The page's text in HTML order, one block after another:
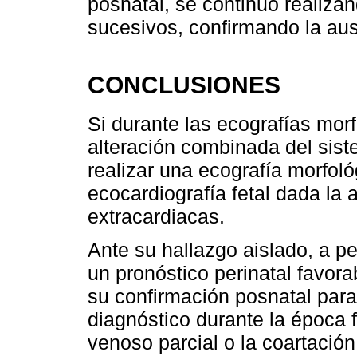
sucesivos, confirmando la
CONCLUSIONES
Si durante las ecografías
alteración combinada del
realizar una ecografía
ecocardiografía fetal dada la
extracardiacas.
Ante su hallazgo aislado, a
un pronóstico perinatal
su confirmación posnatal
diagnóstico durante la época
venoso parcial o la